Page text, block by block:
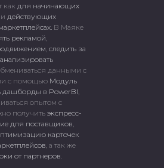
как для начинающих
действующих
В Маяке
рекламой
следить за
анализировать
данными с
c помощью Модуль
дашборды в PowerBI
опытом с
получить экспресс-
для поставщиков
карточек
, а так же
от партнеров